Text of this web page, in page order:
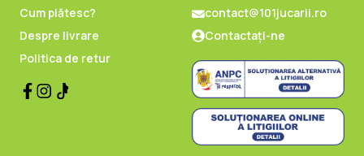
Cum plătesc?
Despre livrare
Politica de retur
contact@101jucarii.ro
Contactați-ne